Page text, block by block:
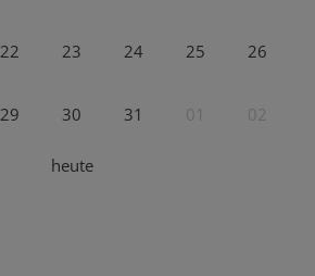
22 23 24 25 26
29 30 31 01 02
heute